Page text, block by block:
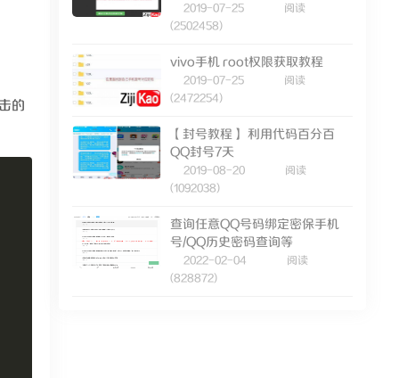
的
2019-07-25
阅读
(2502458)
vivo手机 root权限获取教程
2019-07-25
阅读
(2472254)
【封号教程】 利用代码百分百
QQ封号7天
2019-08-20
阅读
(1092038)
查询任意QQ号码绑定密保手机
号/QQ历史密码查询等
2022-02-04
阅读
(828872)